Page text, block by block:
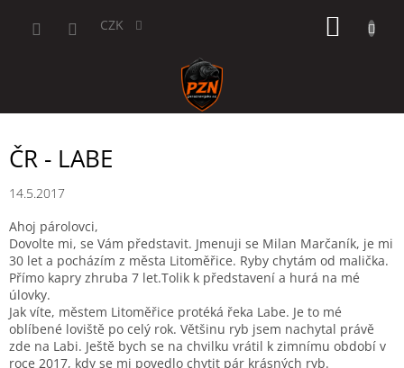
CZK
ČR - LABE
14.5.2017
Ahoj párolovci,
Dovolte mi, se Vám představit. Jmenuji se Milan Marčaník, je mi
30 let a pocházím z města Litoměřice. Ryby chytám od malička.
Přímo kapry zhruba 7 let.Tolik k představení a hurá na mé
úlovky.
Jak víte, městem Litoměřice protéká řeka Labe. Je to mé
oblíbené loviště po celý rok. Většinu ryb jsem nachytal právě
zde na Labi. Ještě bych se na chvilku vrátil k zimnímu období v
roce 2017, kdy se mi povedlo chytit pár krásných ryb.